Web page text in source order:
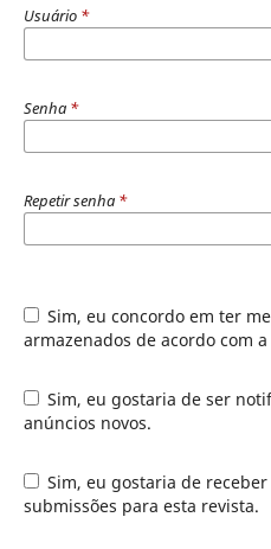
Usuário *
Senha *
Repetir senha *
Sim, eu concordo em ter meus dados coletados e
armazenados de acordo com a
Sim, eu gostaria de ser notificado(a) de publicações e
anúncios novos.
Sim, eu gostaria de receber solicitações para avaliar
submissões para esta revista.